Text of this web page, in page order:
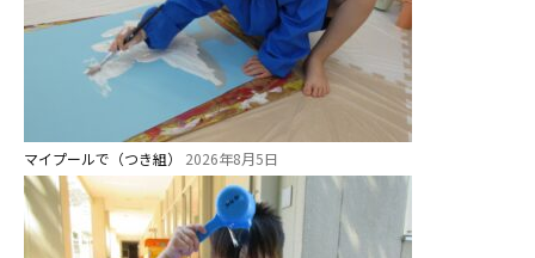
マイプールで（つき組） 2026年8月5日